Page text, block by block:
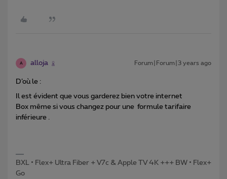
A alloja Forum|Forum|3 years ago
D’où le :
Il est évident que vous garderez bien votre internet
Box même si vous changez pour une formule tarifaire
inférieure .
BXL • Flex+ Ultra Fiber + V7c & Apple TV 4K +++ BW • Flex+
Go